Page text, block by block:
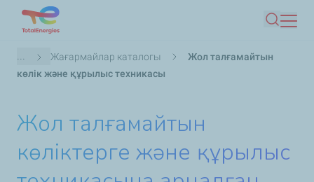
main
content
Іздеу
Breadcrumb
... Жағармайлар каталогы
Жол талғамайтын
көлік және құрылыс техникасы
Жол талғамайтын
көліктерге және құрылыс